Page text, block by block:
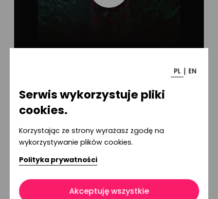
PL | EN
Serwis wykorzystuje pliki
cookies.
Korzystając ze strony wyrażasz zgodę na
wykorzystywanie plików cookies.
Polityka prywatności
Akceptuję wszystkie
Stopka
serwisu